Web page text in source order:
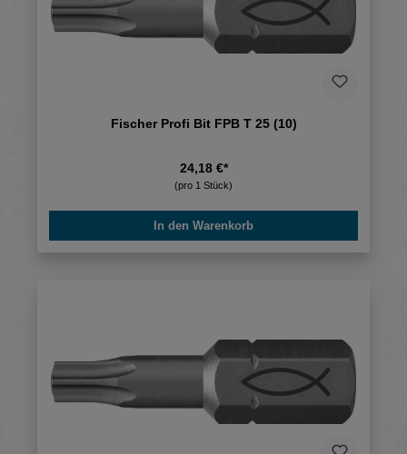
Fischer Profi Bit FPB T 25 (10)
24,18 €*
(pro 1 Stück)
In den Warenkorb